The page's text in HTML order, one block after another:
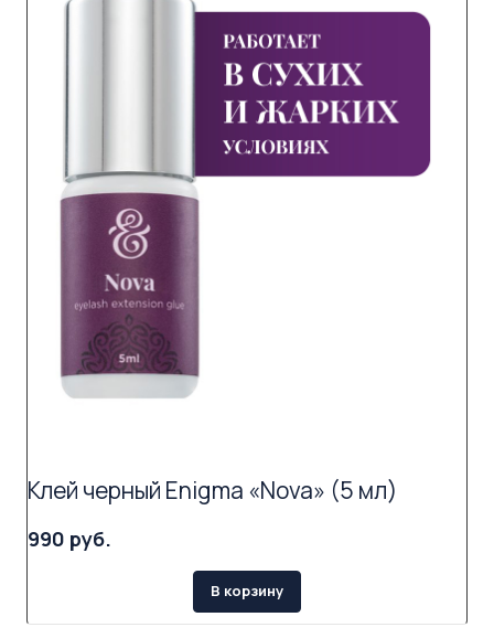
Клей черный Enigma «Nova» (5 мл)
990 руб.
В корзину